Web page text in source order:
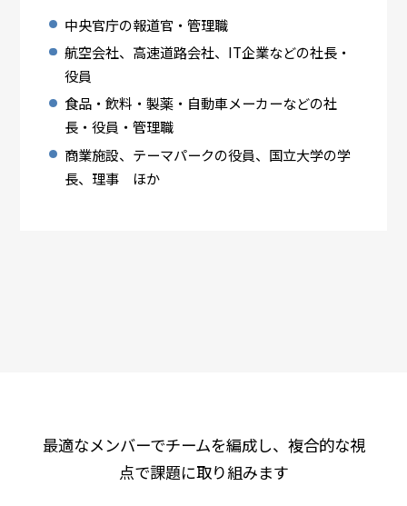
中央官庁の報道官・管理職
航空会社、高速道路会社、IT企業などの社長・
役員
食品・飲料・製薬・自動車メーカーなどの社
長・役員・管理職
商業施設、テーマパークの役員、国立大学の学
長、理事 ほか
最適なメンバーでチームを編成し、複合的な視
点で課題に取り組みます